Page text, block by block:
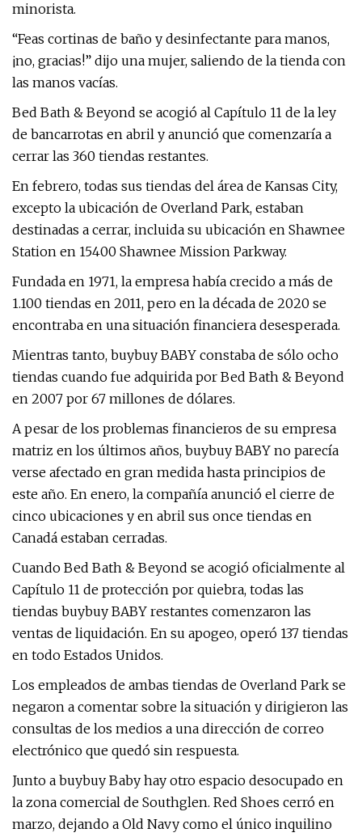
minorista.
“Feas cortinas de baño y desinfectante para manos,
¡no, gracias!” dijo una mujer, saliendo de la tienda con
las manos vacías.
Bed Bath & Beyond se acogió al Capítulo 11 de la ley
de bancarrotas en abril y anunció que comenzaría a
cerrar las 360 tiendas restantes.
En febrero, todas sus tiendas del área de Kansas City,
excepto la ubicación de Overland Park, estaban
destinadas a cerrar, incluida su ubicación en Shawnee
Station en 15400 Shawnee Mission Parkway.
Fundada en 1971, la empresa había crecido a más de
1.100 tiendas en 2011, pero en la década de 2020 se
encontraba en una situación financiera desesperada.
Mientras tanto, buybuy BABY constaba de sólo ocho
tiendas cuando fue adquirida por Bed Bath & Beyond
en 2007 por 67 millones de dólares.
A pesar de los problemas financieros de su empresa
matriz en los últimos años, buybuy BABY no parecía
verse afectado en gran medida hasta principios de
este año. En enero, la compañía anunció el cierre de
cinco ubicaciones y en abril sus once tiendas en
Canadá estaban cerradas.
Cuando Bed Bath & Beyond se acogió oficialmente al
Capítulo 11 de protección por quiebra, todas las
tiendas buybuy BABY restantes comenzaron las
ventas de liquidación. En su apogeo, operó 137 tiendas
en todo Estados Unidos.
Los empleados de ambas tiendas de Overland Park se
negaron a comentar sobre la situación y dirigieron las
consultas de los medios a una dirección de correo
electrónico que quedó sin respuesta.
Junto a buybuy Baby hay otro espacio desocupado en
la zona comercial de Southglen. Red Shoes cerró en
marzo, dejando a Old Navy como el único inquilino